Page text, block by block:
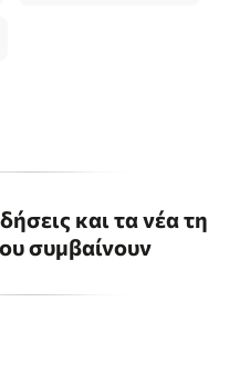
και τα νέα τη
συμβαίνουν